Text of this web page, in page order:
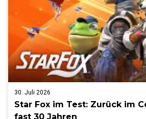
30. Juli 2026
Star Fox im Test: Zurück im
fast 30 Jahren